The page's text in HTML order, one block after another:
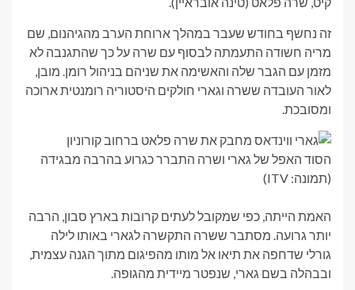
זה נחשף בחודש שעבר במהלך ארוחת הערב מהגיהנום, שם
מריה חשודה התעמתה לבסוף עם שרה על כך שהתגנבה לא
מזמן עם הגבר שלה והאשימה את שניהם בניהול רומן. מובן,
לאור העובדה ששרה וגארי חולקים היסטוריה רומנטית ארוכה
ומסובכת.
הסוד האפל של גארי ושרה התברר כגרוע בהרבה מבגידה
(תמונה: ITV)
האמת הייתה, כפי שמקובל לעתים קרובות בארץ סבון, הרבה
יותר גרועה. מסתבר ששרה התקשרה לגארי באותו לילה
גורלי שדחפה את תיאו אל מותו מהפיגום מתוך הגנה עצמית,
ובבהלה בשם גארי, שנפטר מיידית מהגופה.